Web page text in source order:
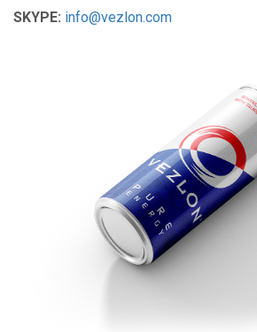
SKYPE: info@vezlon.com